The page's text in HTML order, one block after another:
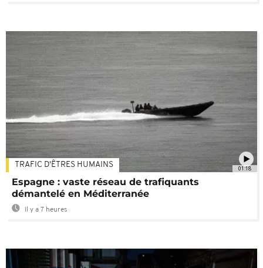
01:18
TRAFIC D'ÊTRES HUMAINS
Espagne : vaste réseau de trafiquants
démantelé en Méditerranée
Il y a 7 heures